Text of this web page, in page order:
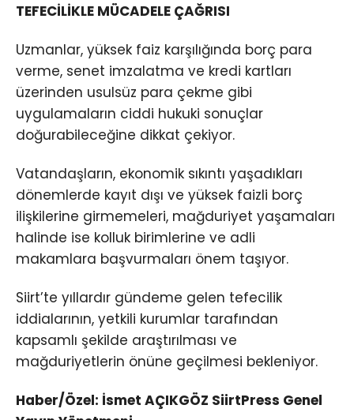
TEFECİLİKLE MÜCADELE ÇAĞRISI
Uzmanlar, yüksek faiz karşılığında borç para
verme, senet imzalatma ve kredi kartları
üzerinden usulsüz para çekme gibi
uygulamaların ciddi hukuki sonuçlar
doğurabileceğine dikkat çekiyor.
Vatandaşların, ekonomik sıkıntı yaşadıkları
dönemlerde kayıt dışı ve yüksek faizli borç
ilişkilerine girmemeleri, mağduriyet yaşamaları
halinde ise kolluk birimlerine ve adli
makamlara başvurmaları önem taşıyor.
Siirt’te yıllardır gündeme gelen tefecilik
iddialarının, yetkili kurumlar tarafından
kapsamlı şekilde araştırılması ve
mağduriyetlerin önüne geçilmesi bekleniyor.
Haber/Özel: İsmet AÇIKGÖZ SiirtPress Genel